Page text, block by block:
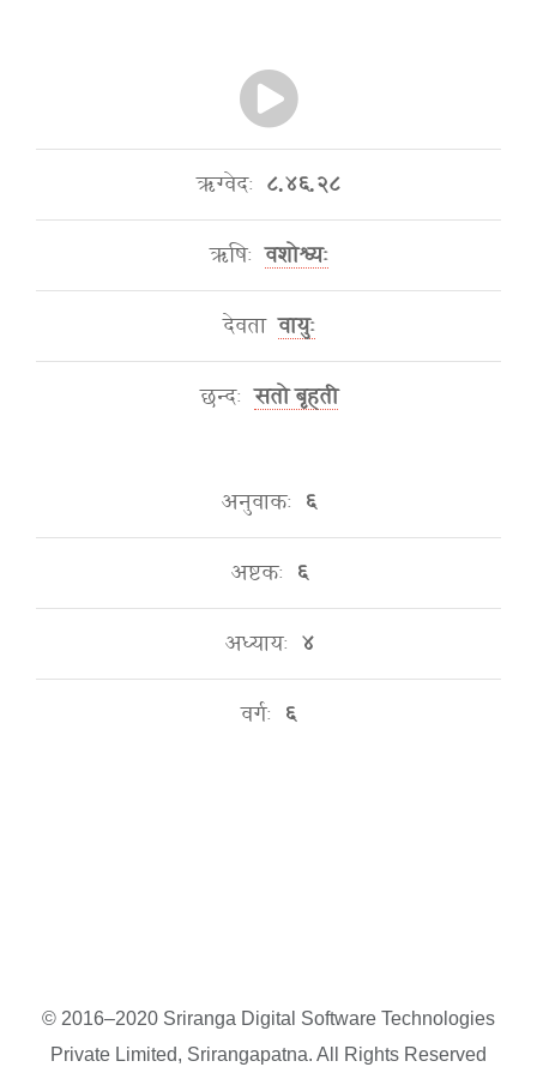
ऋग्वेदः ८.४६.२८
ऋषिः वशोश्व्यः
देवता वायुः
छन्दः सतो बृहती
अनुवाकः ६
अष्टकः ६
अध्यायः ४
वर्गः ६
© 2016–2020 Sriranga Digital Software Technologies
Private Limited, Srirangapatna. All Rights Reserved